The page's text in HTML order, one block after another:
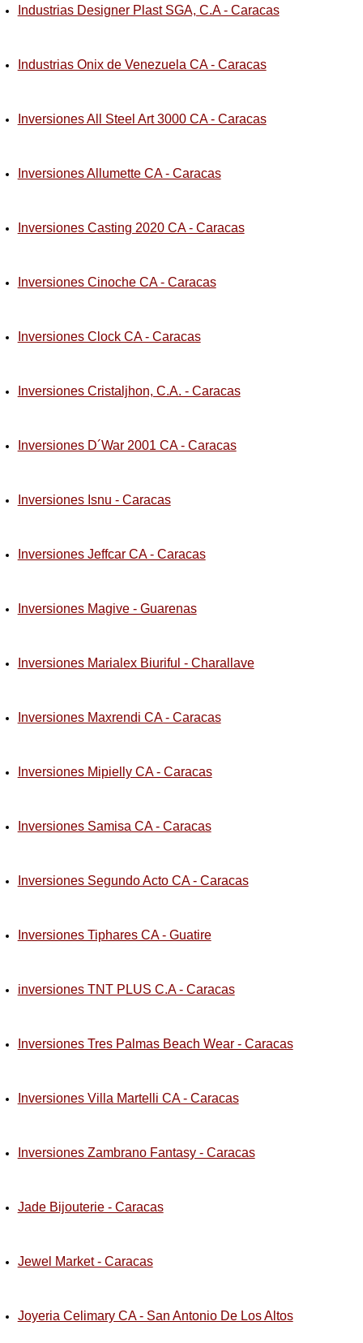
Industrias Designer Plast SGA, C.A - Caracas
Industrias Onix de Venezuela CA - Caracas
Inversiones All Steel Art 3000 CA - Caracas
Inversiones Allumette CA - Caracas
Inversiones Casting 2020 CA - Caracas
Inversiones Cinoche CA - Caracas
Inversiones Clock CA - Caracas
Inversiones Cristaljhon, C.A. - Caracas
Inversiones D´War 2001 CA - Caracas
Inversiones Isnu - Caracas
Inversiones Jeffcar CA - Caracas
Inversiones Magive - Guarenas
Inversiones Marialex Biuriful - Charallave
Inversiones Maxrendi CA - Caracas
Inversiones Mipielly CA - Caracas
Inversiones Samisa CA - Caracas
Inversiones Segundo Acto CA - Caracas
Inversiones Tiphares CA - Guatire
inversiones TNT PLUS C.A - Caracas
Inversiones Tres Palmas Beach Wear - Caracas
Inversiones Villa Martelli CA - Caracas
Inversiones Zambrano Fantasy - Caracas
Jade Bijouterie - Caracas
Jewel Market - Caracas
Joyeria Celimary CA - San Antonio De Los Altos